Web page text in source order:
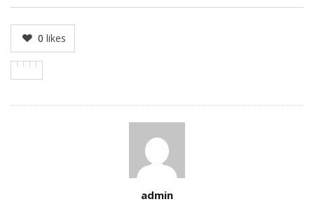
0 likes
admin